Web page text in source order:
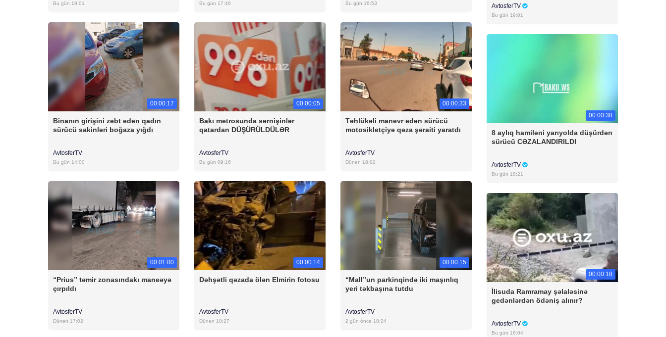
Bu gün 19:01 Bu gün 17:46 Bu gün 16:53
00:00:17
Binanın girişini zəbt edən qadın
sürücü sakinləri boğaza yığdı
AvtosferTV
Bu gün 14:00
00:00:05
Bakı metrosunda sərnişinlər
qatardan DÜŞÜRÜLDÜLƏR
AvtosferTV
Bu gün 09:16
00:00:33
Təhlükəli manevr edən sürücü
motosikletçiyə qəza şəraiti yaratdı
AvtosferTV
Dünən 18:02
00:01:00
“Prius” təmir zonasındakı maneəyə
çırpıldı
AvtosferTV
Dünən 17:02
00:00:14
Dəhşətli qəzada ölən Elmirin fotosu
AvtosferTV
Dünən 10:27
00:00:15
“Mall”un parkinqində iki maşınlıq
yeri təkbaşına tutdu
AvtosferTV
2 gün öncə 18:24
AvtosferTV
Bu gün 19:01
00:00:38
8 aylıq hamiləni yarıyolda düşürdən
sürücü CƏZALANDIRILDI
AvtosferTV
Bu gün 18:21
00:00:18
İlisuda Ramramay şəlaləsinə
gedənlərdən ödəniş alınır?
AvtosferTV
Bu gün 18:04